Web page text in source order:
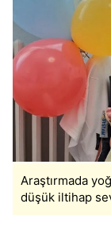
kılınması ve
reklam/
sınırlı olarak
Çerezlere ilişkin
vasıtasıyla
için Ayarlar
Metnimizi
6698 sayılı
hazırlanmış
Araştırmada
düşük iltihap